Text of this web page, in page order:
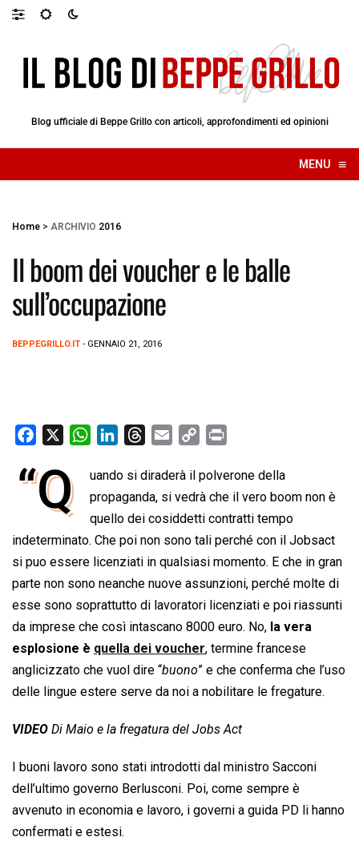
Blog ufficiale di Beppe Grillo con articoli, approfondimenti ed opinioni
MENU ≡
☰
Home > ARCHIVIO 2016
Il boom dei voucher e le balle
sull’occupazione
BEPPEGRILLO.IT - GENNAIO 21, 2016
c
e
o
o
k
W
a
t
s
A
p
p
n
k
e
d
I
n
r
e
a
d
s
a
i
l
p
y
L
i
n
k
i
n
t
“Q
uando si diraderà il polverone della
propaganda, si vedrà che il vero boom non è
quello dei cosiddetti contratti tempo
indeterminato. Che poi non sono tali perché con il Jobsact
si puo essere licenziati in qualsiasi momento. E che in gran
parte non sono neanche nuove assunzioni, perché molte di
esse sono soprattutto di lavoratori licenziati e poi riassunti
da imprese che così intascano 8000 euro. No, la vera
esplosione è quella dei voucher, termine francese
anglicizzato che vuol dire “buono” e che conferma che l’uso
delle lingue estere serve da noi a nobilitare le fregature.
VIDEO Di Maio e la fregatura del Jobs Act
I buoni lavoro sono stati introdotti dal ministro Sacconi
dell’ultimo governo Berlusconi. Poi, come sempre è
avvenuto in economia e lavoro, i governi a guida PD li hanno
confermati e estesi.